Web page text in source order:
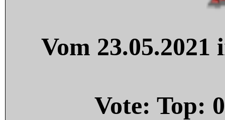
Vom
Vote: Top: 0